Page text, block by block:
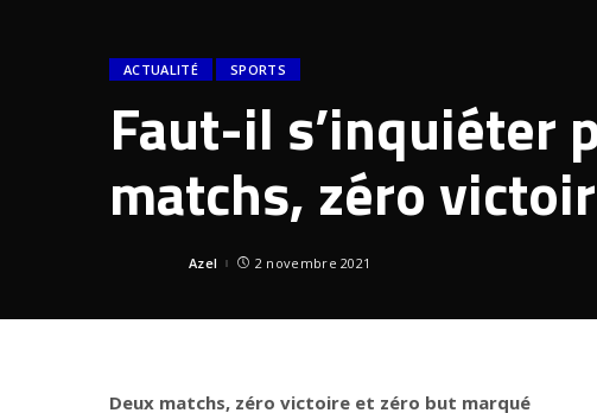
ACTUALITÉ SPORTS
Faut-il s’inquiéter
matchs, zéro
Posted
Azel 2 novembre 2021
Deux matchs, zéro victoire et zéro but marqué